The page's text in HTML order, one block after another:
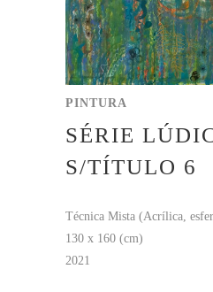
PINTURA
SÉRIE
S/TÍTULO 6
Técnica Mista (Acrílica,
130 x 160 (cm)
2021